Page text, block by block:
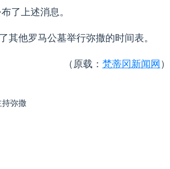
了上述消息。
其他罗马公墓举行弥撒的时间表。
（原载： 梵蒂冈新闻网 ）
持弥撒